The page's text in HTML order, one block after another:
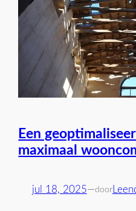
Een
maximaal
jul 18, 2025—door